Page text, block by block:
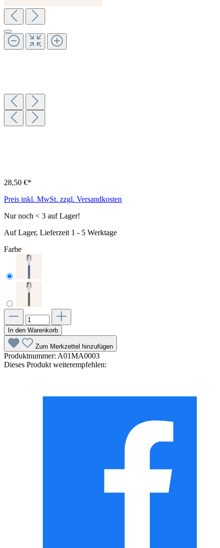
28,50 €*
Preis inkl. MwSt. zzgl. Versandkosten
Nur noch < 3 auf Lager!
Auf Lager, Lieferzeit 1 - 5 Werktage
Farbe
In den Warenkorb
Zum Merkzettel hinzufügen
Produktnummer: A01MA0003
Dieses Produkt weiterempfehlen: